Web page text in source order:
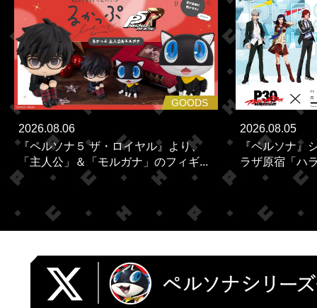
GOODS
2026.08.06
『ペルソナ５ ザ・ロイヤル』より、
「主人公」＆「モルガナ」のフィギ...
2026.08.05
『ペルソナ』
ラザ原宿「ハ